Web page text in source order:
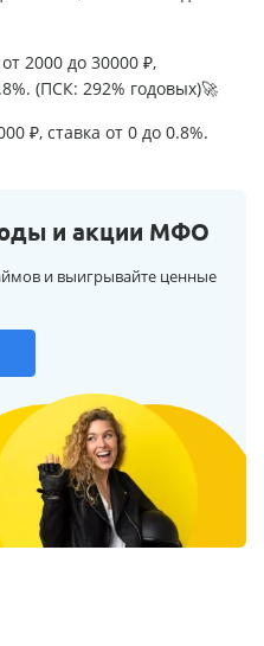
2000 до 30000 ₽,
(ПСК: 292% годовых)🚀
₽, ставка от 0 до 0.8%.
и акции МФО
и выигрывайте ценные